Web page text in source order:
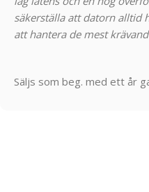
säkerställa att datorn alltid
att hantera de mest
Säljs som beg. med ett år